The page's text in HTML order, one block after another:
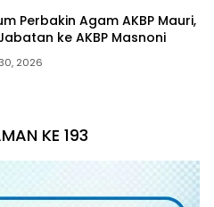
Perbakin Agam AKBP Mauri,
ke AKBP Masnoni
2026
KE 193